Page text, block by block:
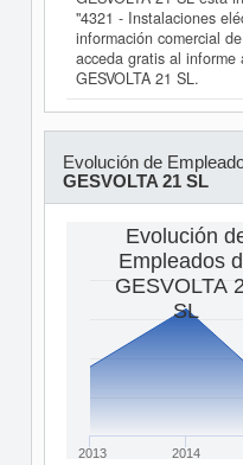
"4321 - Instalaciones
información comercial
acceda gratis al informe
GESVOLTA 21 SL.
Evolución de
GESVOLTA 21 SL
Evolución
Empleados
GESVOLTA
SL
2013 2014